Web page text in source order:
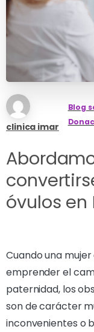
clinica imar
Blog
óvulos en
Cuando una
emprender el
paternidad, los
son de carácter
inconvenientes o